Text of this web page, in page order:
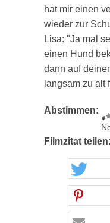
hat mir einen
wieder zur
Lisa: "Ja mal
einen Hund
dann auf
langsam zu alt
Abstimmen:
Filmzitat teilen: